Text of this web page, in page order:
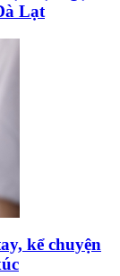
Lạt
kể chuyện